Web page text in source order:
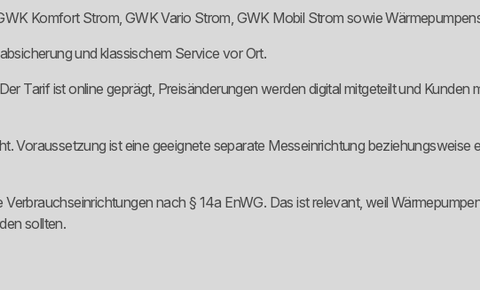
Komfort Strom, GWK Vario Strom, GWK Mobil Strom sowie
und klassischem Service vor Ort.
Tarif ist online geprägt, Preisänderungen werden digital mitgeteilt und Kunden
Voraussetzung ist eine geeignete separate Messeinrichtung beziehungsweise
nach § 14a EnWG. Das ist relevant, weil
sollten.